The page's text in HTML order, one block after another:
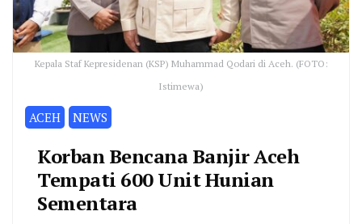
Kepala Staf Kepresidenan (KSP) Muhammad Qodari di Aceh. (FOTO:
Istimewa)
ACEH NEWS
Korban Bencana Banjir Aceh
Tempati 600 Unit Hunian
Sementara